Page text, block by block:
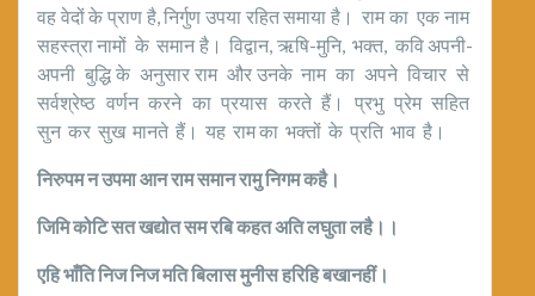
वह वेदों के प्राण है, निर्गुण उपया रहित समाया है। राम का एक नाम
सहस्त्रा नामों के समान है। विद्वान, ऋषि-मुनि, भक्त, कवि अपनी-
अपनी बुद्धि के अनुसार राम और उनके नाम का अपने विचार से
सर्वश्रेष्ठ वर्णन करने का प्रयास करते हैं। प्रभु प्रेम सहित
सुन कर सुख मानते हैं। यह राम का भक्तों के प्रति भाव है।
निरुपम न उपमा आन राम समान रामु निगम कहै।
जिमि कोटि सत खद्योत सम रबि कहत अति लघुता लहै।।
एहि भाँति निज निज मति बिलास मुनीस हरिहि बखानहीं।